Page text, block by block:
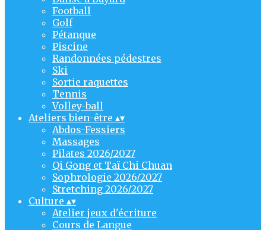
Football
Golf
Pétanque
Piscine
Randonnées pédestres
Ski
Sortie raquettes
Tennis
Volley-ball
Ateliers bien-être ▴▾
Abdos-Fessiers
Massages
Pilates 2026/2027
Qi Gong et Taï Chi Chuan
Sophrologie 2026/2027
Stretching 2026/2027
Culture ▴▾
Atelier jeux d'écriture
Cours de Langue